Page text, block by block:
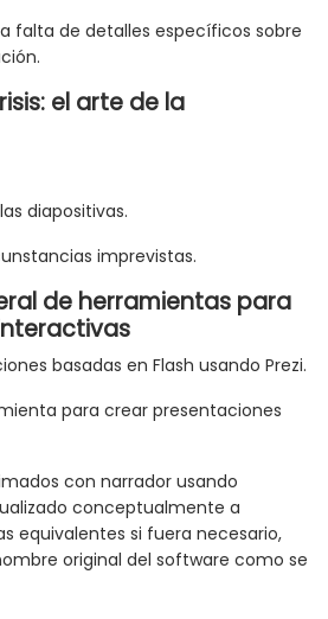
falta de detalles específicos sobre
el arte de la
diapositivas.
imprevistas.
de herramientas para
basadas en Flash usando Prezi.
para crear presentaciones
con narrador usando
conceptualmente a
equivalentes si fuera necesario,
original del software como se